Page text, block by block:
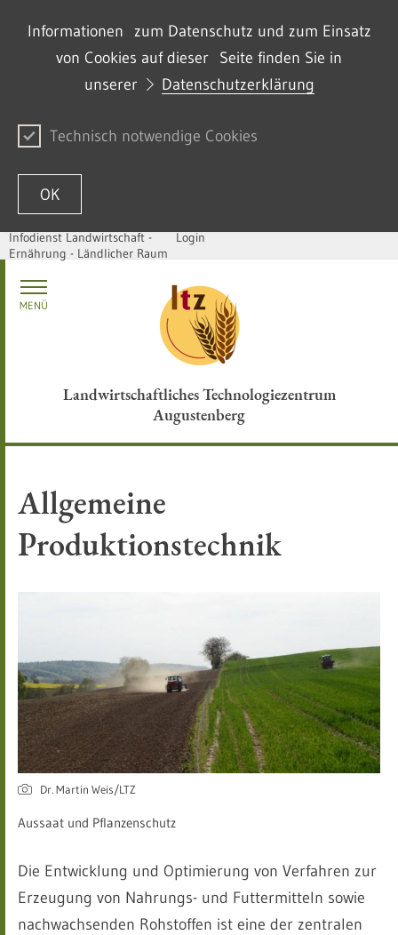
Informationen zum Datenschutz und zum Einsatz
von Cookies auf dieser Seite finden Sie in
unserer
Datenschutzerklärung
Technisch notwendige Cookies
OK
Zum Inhalt springen
Infodienst Landwirtschaft -
Ernährung - Ländlicher Raum
Login
Landwirtschaftliches Technologiezentrum
Augustenberg
MENÜ
Allgemeine
Produktionstechnik
Dr. Martin Weis/LTZ
Aussaat und Pflanzenschutz
Die Entwicklung und Optimierung von Verfahren zur
Erzeugung von Nahrungs- und Futtermitteln sowie
nachwachsenden Rohstoffen ist eine der zentralen